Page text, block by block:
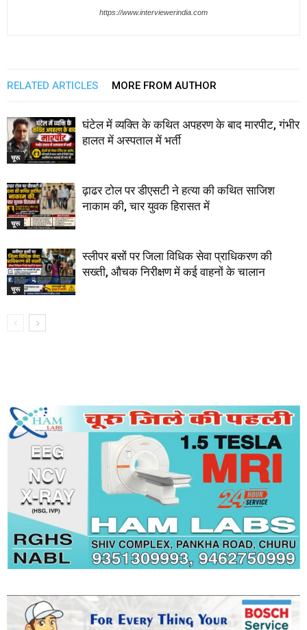
https://www.interviewerindia.com
RELATED ARTICLES MORE FROM AUTHOR
चूरू
घंटेल में व्यक्ति के कथित अपहरण के बाद मारपीट, गंभीर
हालत में अस्पताल में भर्ती
चूरू
ढ़ाढर टोल पर डीएसटी ने हत्या की कथित साजिश
नाकाम की, चार युवक हिरासत में
चूरू
स्लीपर बसों पर जिला विधिक सेवा प्राधिकरण की
सख्ती, औचक निरीक्षण में कई वाहनों के चालान